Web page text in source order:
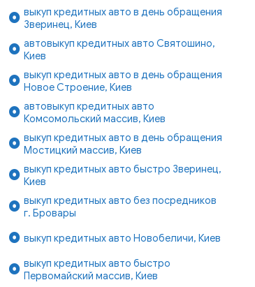
выкуп кредитных авто в день обращения
Зверинец, Киев
автовыкуп кредитных авто Святошино,
Киев
выкуп кредитных авто в день обращения
Новое Строение, Киев
автовыкуп кредитных авто
Комсомольский массив, Киев
выкуп кредитных авто в день обращения
Мостицкий массив, Киев
выкуп кредитных авто быстро Зверинец,
Киев
выкуп кредитных авто без посредников
г. Бровары
выкуп кредитных авто Новобеличи, Киев
выкуп кредитных авто быстро
Первомайский массив, Киев